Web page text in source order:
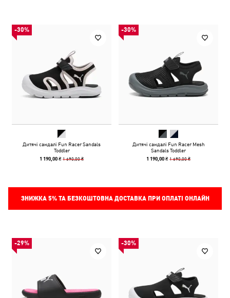
-30%
Дитячі сандалі Fun Racer Sandals
Toddler
1 190,00 ₴1 690,00 ₴
-30%
Дитячі сандалі Fun Racer Mesh
Sandals Toddler
1 190,00 ₴1 690,00 ₴
ЗНИЖКА 5%ТА БЕЗКОШТОВНА ДОСТАВКА ПРИ ОПЛАТІ ОНЛАЙН
-29% -30%